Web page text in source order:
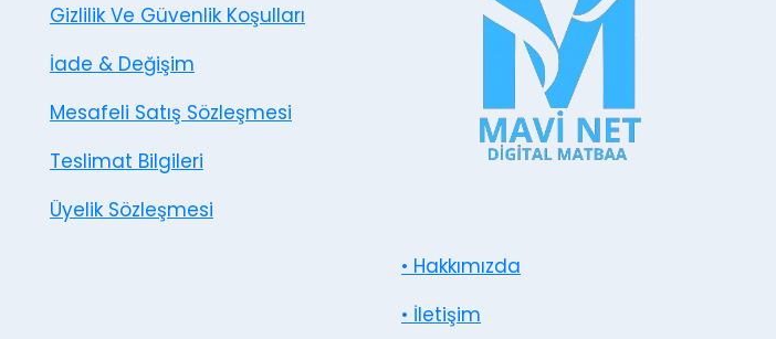
Gizlilik Ve Güvenlik Koşulları
İade & Değişim
Mesafeli Satış Sözleşmesi
Teslimat Bilgileri
Üyelik Sözleşmesi
• Hakkımızda
• İletişim